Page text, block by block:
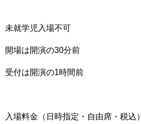
未就学児入場不可
開場は開演の30分前
受付は開演の1時間前
入場料金（日時指定・自由席・税込）